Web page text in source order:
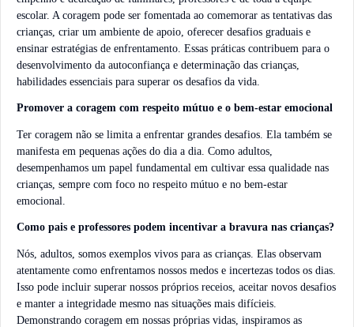
escolar. A coragem pode ser fomentada ao comemorar as tentativas das
crianças, criar um ambiente de apoio, oferecer desafios graduais e
ensinar estratégias de enfrentamento. Essas práticas contribuem para o
desenvolvimento da autoconfiança e determinação das crianças,
habilidades essenciais para superar os desafios da vida.
Promover a coragem com respeito mútuo e o bem-estar emocional
Ter coragem não se limita a enfrentar grandes desafios. Ela também se
manifesta em pequenas ações do dia a dia. Como adultos,
desempenhamos um papel fundamental em cultivar essa qualidade nas
crianças, sempre com foco no respeito mútuo e no bem-estar
emocional.
Como pais e professores podem incentivar a bravura nas crianças?
Nós, adultos, somos exemplos vivos para as crianças. Elas observam
atentamente como enfrentamos nossos medos e incertezas todos os dias.
Isso pode incluir superar nossos próprios receios, aceitar novos desafios
e manter a integridade mesmo nas situações mais difícieis.
Demonstrando coragem em nossas próprias vidas, inspiramos as